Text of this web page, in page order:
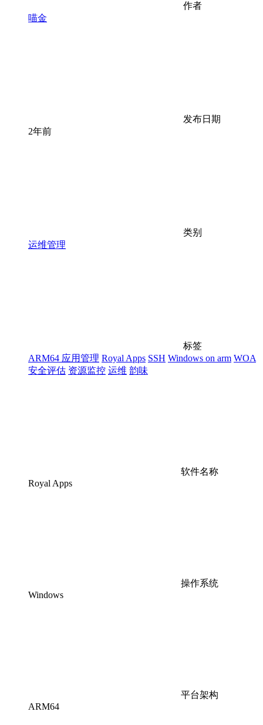
作者
喵金
发布日期
2年前
类别
运维管理
标签
ARM64 应用管理 Royal Apps SSH Windows on arm WOA
安全评估 资源监控 运维 韵味
软件名称
Royal Apps
操作系统
Windows
平台架构
ARM64